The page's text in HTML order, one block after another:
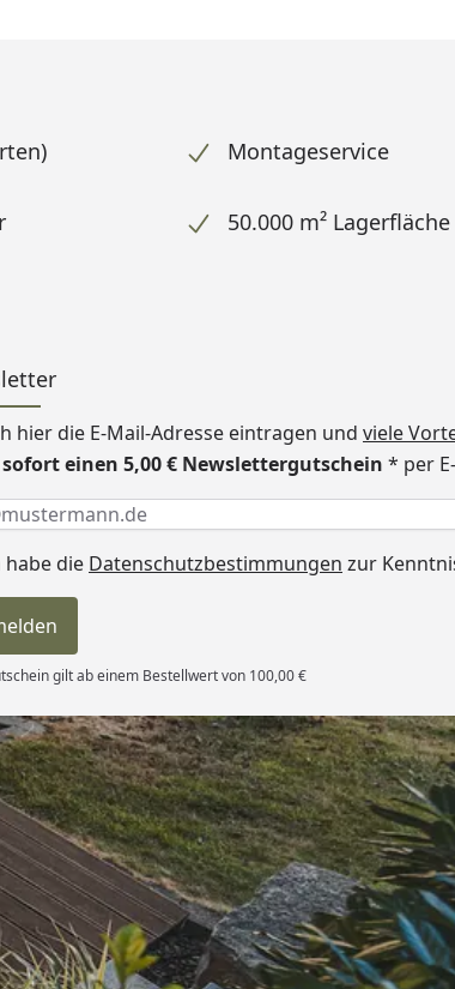
Montageservice
50.000 m² Lagerfläche
hier die E-Mail-Adresse eintragen und viele
sofort einen 5,00 € Newslettergutschein * per
erforderlich
erforderlich
*
habe die Datenschutzbestimmungen zur
gilt ab einem Bestellwert von 100,00 €